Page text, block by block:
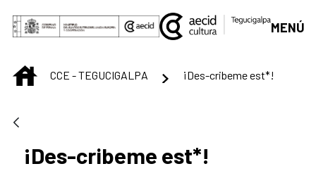
Saltar al contenido principal
MENÚ
INICIOCCE - TEGUCIGALPA ¡Des-cribeme est*!
¡Des-cribeme est*!